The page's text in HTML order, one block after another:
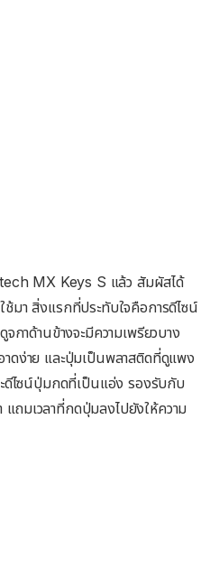
MX Keys S แล้ว สัมผัสได้
มา สิ่งแรกที่ประทับใจคือการดีไซน์
กาด้านข้างจะมีความเพรียวบาง
าดง่าย และปุ่มเป็นพลาสติดที่ดูแพง
ดีไซน์ปุ่มกดที่เป็นแอ่ง รองรับกับ
ถมเวลาที่กดปุ่มลงไปยังให้ความ